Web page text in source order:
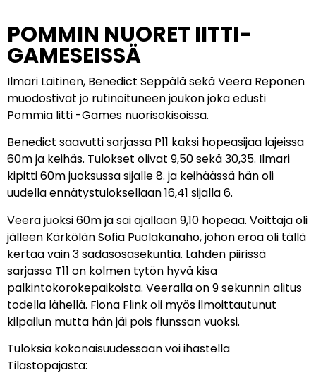
POMMIN NUORET IITTI-
GAMESEISSÄ
Ilmari Laitinen, Benedict Seppälä sekä Veera Reponen
muodostivat jo rutinoituneen joukon joka edusti
Pommia Iitti -Games nuorisokisoissa.
Benedict saavutti sarjassa P11 kaksi hopeasijaa lajeissa
60m ja keihäs. Tulokset olivat 9,50 sekä 30,35. Ilmari
kipitti 60m juoksussa sijalle 8. ja keihäässä hän oli
uudella ennätystuloksellaan 16,41 sijalla 6.
Veera juoksi 60m ja sai ajallaan 9,10 hopeaa. Voittaja oli
jälleen Kärkölän Sofia Puolakanaho, johon eroa oli tällä
kertaa vain 3 sadasosasekuntia. Lahden piirissä
sarjassa T11 on kolmen tytön hyvä kisa
palkintokorokepaikoista. Veeralla on 9 sekunnin alitus
todella lähellä. Fiona Flink oli myös ilmoittautunut
kilpailun mutta hän jäi pois flunssan vuoksi.
Tuloksia kokonaisuudessaan voi ihastella
Tilastopajasta: